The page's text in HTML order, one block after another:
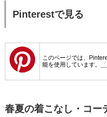
Pinterestで見る
このページでは、
能を使用しています。
春夏の着こなし・コー